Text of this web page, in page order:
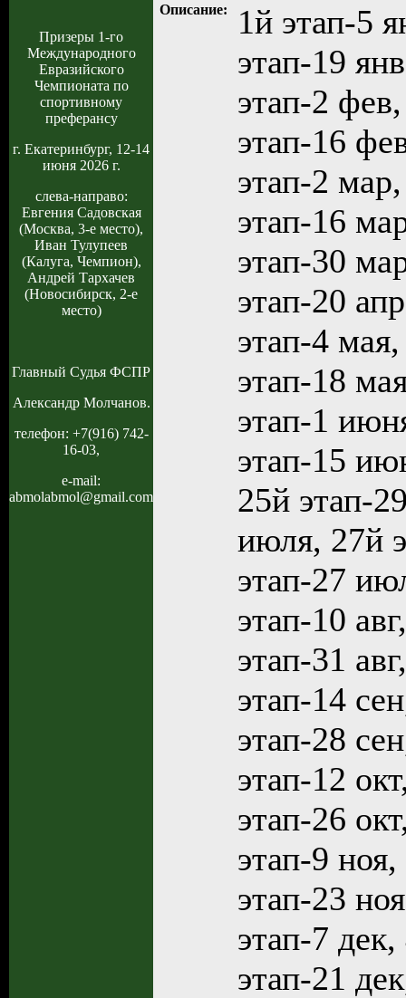
Призеры 1-го
Международного
Евразийского
Чемпионата по
спортивному
преферансу
г. Екатеринбург, 12-14
июня 2026 г.
слева-направо:
Евгения Садовская
(Москва, 3-е место),
Иван Тулупеев
(Калуга, Чемпион),
Андрей Тархачев
(Новосибирск, 2-е
место)
Главный Судья ФСПР
Александр Молчанов.
телефон: +7(916) 742-
16-03,
e-mail:
abmolabmol@gmail.com
Описание:
1й этап-5
этап-19
этап-2
этап-16
этап-2
этап-16
этап-30
этап-20
этап-4
этап-18
этап-1
этап-15
25й этап-
июля, 27й
этап-27
этап-10
этап-31
этап-14
этап-28
этап-12
этап-26
этап-9
этап-23
этап-7
этап-21